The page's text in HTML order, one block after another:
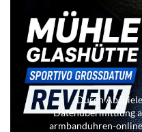
Durch
Datenübermittlung
armbanduhren-